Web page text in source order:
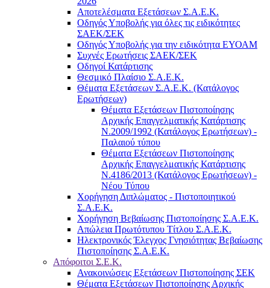
Αποτελέσματα Εξετάσεων Σ.Α.Ε.Κ.
Οδηγός Υποβολής για όλες τις ειδικότητες
ΣΑΕΚ/ΣΕΚ
Οδηγός Υποβολής για την ειδικότητα ΕΥΟΑΜ
Συχνές Ερωτήσεις ΣΑΕΚ/ΣΕΚ
Οδηγοί Κατάρτισης
Θεσμικό Πλαίσιο Σ.Α.Ε.Κ.
Θέματα Εξετάσεων Σ.Α.Ε.Κ. (Κατάλογος
Ερωτήσεων)
Θέματα Εξετάσεων Πιστοποίησης
Αρχικής Επαγγελματικής Κατάρτισης
Ν.2009/1992 (Κατάλογος Ερωτήσεων) -
Παλαιού τύπου
Θέματα Εξετάσεων Πιστοποίησης
Αρχικής Επαγγελματικής Κατάρτισης
Ν.4186/2013 (Κατάλογος Ερωτήσεων) -
Νέου Τύπου
Χορήγηση Διπλώματος - Πιστοποιητικού
Σ.Α.Ε.Κ.
Χορήγηση Βεβαίωσης Πιστοποίησης Σ.Α.Ε.Κ.
Απώλεια Πρωτότυπου Τίτλου Σ.Α.Ε.Κ.
Ηλεκτρονικός Έλεγχος Γνησιότητας Βεβαίωσης
Πιστοποίησης Σ.Α.Ε.Κ.
Απόφοιτοι Σ.Ε.Κ.
Ανακοινώσεις Εξετάσεων Πιστοποίησης ΣΕΚ
Θέματα Εξετάσεων Πιστοποίησης Αρχικής